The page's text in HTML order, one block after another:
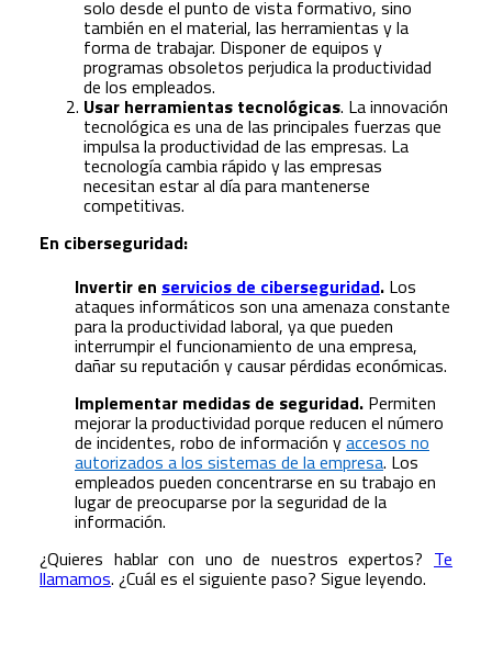
solo desde el punto de vista formativo, sino
también en el material, las herramientas y la
forma de trabajar. Disponer de equipos y
programas obsoletos perjudica la productividad
de los empleados.
Usar herramientas tecnológicas. La innovación
tecnológica es una de las principales fuerzas que
impulsa la productividad de las empresas. La
tecnología cambia rápido y las empresas
necesitan estar al día para mantenerse
competitivas.
En ciberseguridad:
Invertir en servicios de ciberseguridad. Los
ataques informáticos son una amenaza constante
para la productividad laboral, ya que pueden
interrumpir el funcionamiento de una empresa,
dañar su reputación y causar pérdidas económicas.
Implementar medidas de seguridad. Permiten
mejorar la productividad porque reducen el número
de incidentes, robo de información yaccesos no
autorizados a los sistemas de la empresa. Los
empleados pueden concentrarse en su trabajo en
lugar de preocuparse por la seguridad de la
información.
¿Quieres hablar con uno de nuestros expertos? Te
llamamos. ¿Cuál es el siguiente paso? Sigue leyendo.